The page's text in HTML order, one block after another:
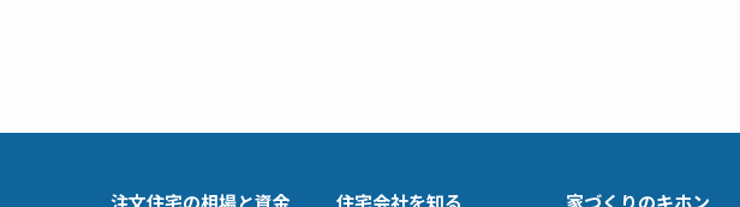
注文住宅の相場と資金 住宅会社を知る 家づくりのキホン